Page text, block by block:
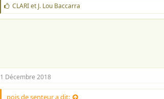
J
'
a
CLARIet J. Lou Baccarra
1 Décembre 2018
pois de senteur a dit: